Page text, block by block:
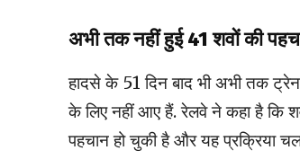
अभी तक नहीं हुई 41 शवों की
हादसे के 51 दिन बाद भी अभी तक
के लिए नहीं आए हैं. रेलवे ने कहा है कि
पहचान हो चुकी है और यह प्रक्रिया